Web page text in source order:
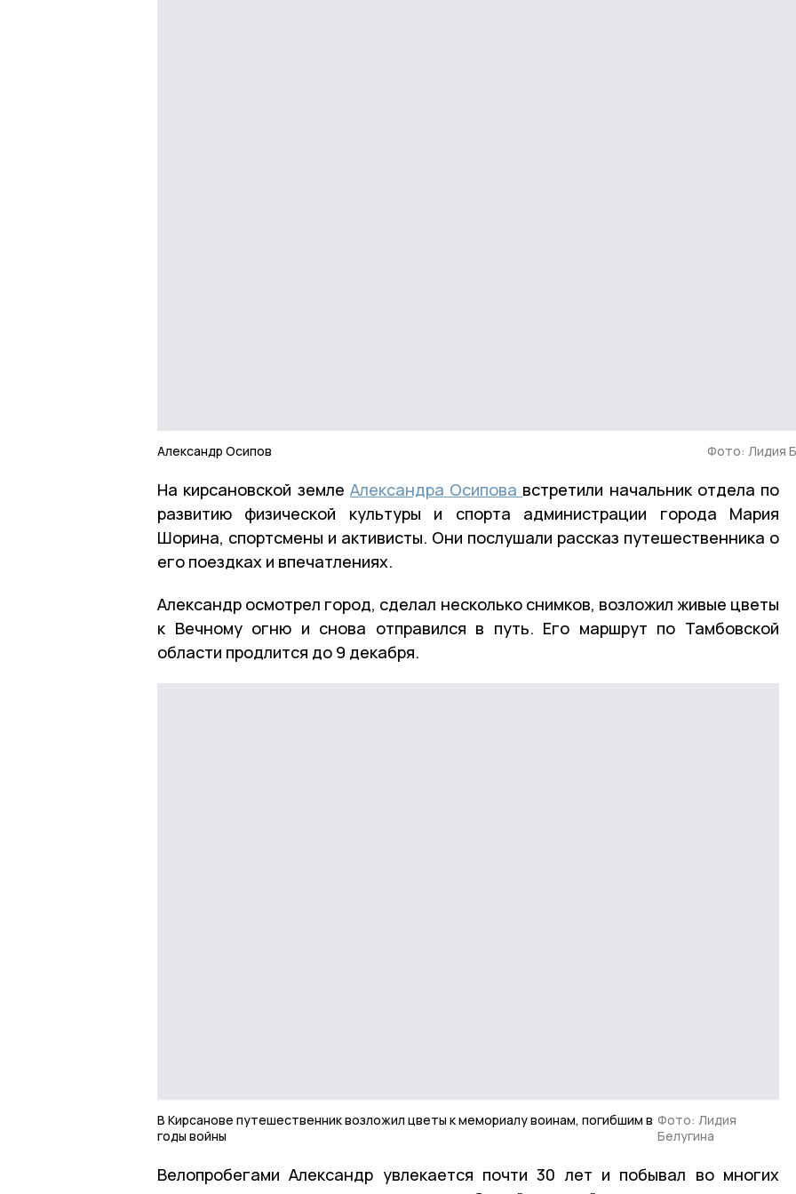
Александр Осипов Фото: Лидия
На кирсановской земле Александра Осипова встретили начальник отдела по
развитию физической культуры и спорта администрации города Мария
Шорина, спортсмены и активисты. Они послушали рассказ путешественника о
его поездках и впечатлениях.
Александр осмотрел город, сделал несколько снимков, возложил живые цветы
к Вечному огню и снова отправился в путь. Его маршрут по Тамбовской
области продлится до 9 декабря.
В Кирсанове путешественник возложил цветы к мемориалу воинам, погибшим в
годы войны
Фото: Лидия
Белугина
Велопробегами Александр увлекается почти 30 лет и побывал во многих